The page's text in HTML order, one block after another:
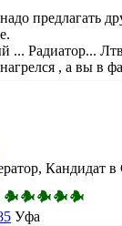
предлагать
... Радиатор...
, а вы в
Кандидат в
Уфа